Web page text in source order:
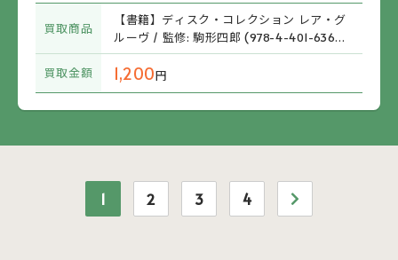
買取商品
【書籍】ディスク・コレクション レア・グ
ルーヴ / 監修: 駒形四郎 (978-4-401-6362
2-8) 帯付
買取金額
1,200円
1 2 3 4